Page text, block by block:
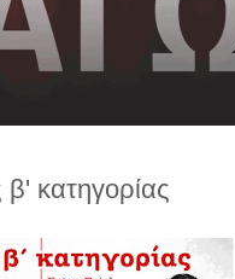
β' κατηγορίας